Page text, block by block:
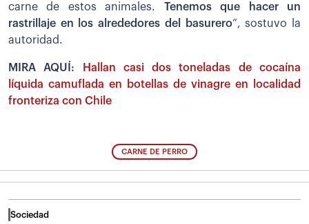
carne de estos animales. Tenemos que hacer un
rastrillaje en los alrededores del basurero”, sostuvo la
autoridad.
MIRA AQUÍ:
Hallan casi dos toneladas de cocaína
líquida camuflada en botellas de vinagre en localidad
fronteriza con Chile
CARNE DE PERRO
Sociedad